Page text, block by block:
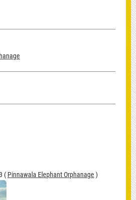
( Pinnawala Elephant Orphanage )